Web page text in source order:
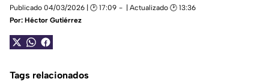
Publicado 04/03/2026 | 🕑 17:09
| Actualizado 🕑 13:36
Por: Héctor Gutiérrez
Tags relacionados